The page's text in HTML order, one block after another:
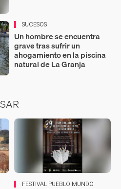
SUCESOS
Un hombre se encuentra
grave tras sufrir un
ahogamiento en la piscina
natural de La Granja
FESTIVAL PUEBLO MUNDO